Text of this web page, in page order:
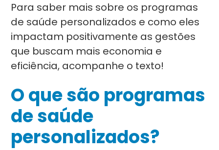
Para saber mais sobre os programas
de saúde personalizados e como eles
impactam positivamente as gestões
que buscam mais economia e
eficiência, acompanhe o texto!
O que são programas
de saúde
personalizados?